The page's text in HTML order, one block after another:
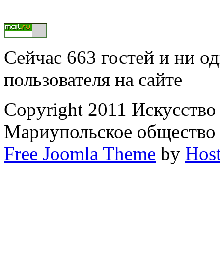
Сейчас 663 гостей и ни
пользователя на сайте
Copyright 2011
Мариупольское
Free Joomla Theme by